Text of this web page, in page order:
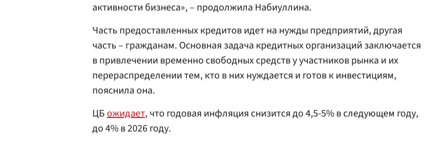
активности бизнеса», – продолжила Набиуллина.
Часть предоставленных кредитов идет на нужды предприятий, другая
часть – гражданам. Основная задача кредитных организаций заключается
в привлечении временно свободных средств у участников рынка и их
перераспределении тем, кто в них нуждается и готов к инвестициям,
пояснила она.
ЦБожидает, что годовая инфляция снизится до 4,5-5% в следующем году,
до 4% в 2026 году.